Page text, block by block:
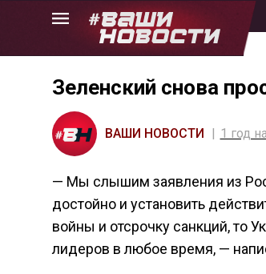
Skip
Зеленский снова
ВАШИ НОВОСТИ 1 год
— Мы слышим заявления из
достойно и установить
войны и отсрочку санкций, то
лидеров в любое время, —